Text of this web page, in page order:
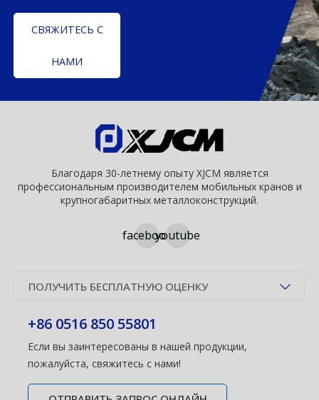
СВЯЖИТЕСЬ С
НАМИ
Благодаря 30-летнему опыту XJCM является
профессиональным производителем мобильных кранов и
крупногабаритных металлоконструкций.
facebookyoutube
ПОЛУЧИТЬ БЕСПЛАТНУЮ ОЦЕНКУ
+86 0516 850 55801
Если вы заинтересованы в нашей продукции,
пожалуйста, свяжитесь с нами!